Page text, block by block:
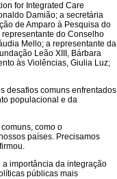
for Integrated Care
Damião; a secretária
de Amparo à Pesquisa do
do Conselho
Mello; a representante da
Leão XIII, Bárbara
às Violências, Giulia Luz;
desafios comuns enfrentados
populacional e da
como o
países. Precisamos
importância da integração
públicas mais